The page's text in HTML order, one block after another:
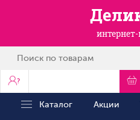
?
Каталог Акции